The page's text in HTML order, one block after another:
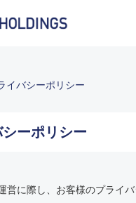
イバシーポリシー
ーポリシー
営に際し、お客様のプライ